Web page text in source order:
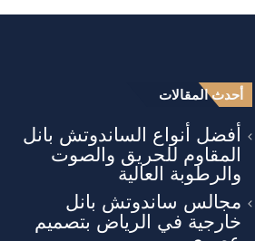
أحدث المقالات
أفضل أنواع الساندوتش بانل
المقاوم للحريق والصوت
والرطوبة العالية
مجالس ساندوتش بانل
خارجية في الرياض بتصميم